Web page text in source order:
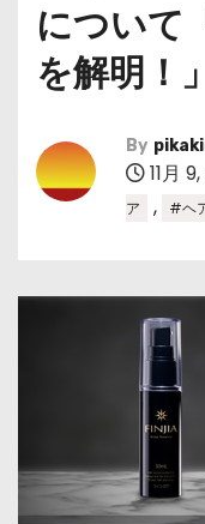
について
を解明！」
By
11月
ア
, #ヘ